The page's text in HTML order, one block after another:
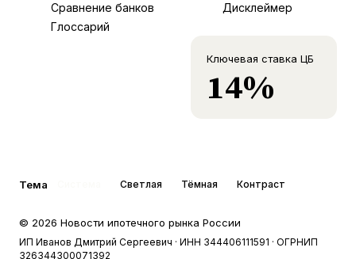
Сравнение банков
Глоссарий
Дисклеймер
Ключевая ставка ЦБ
14%
Тема Светлая Тёмная Контраст
© 2026 Новости ипотечного рынка России
ИП Иванов Дмитрий Сергеевич · ИНН 344406111591 · ОГРНИП
326344300071392